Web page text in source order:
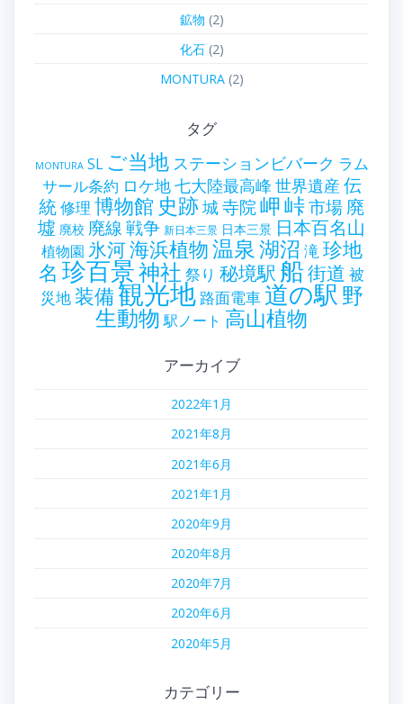
鉱物 (2)
化石(2)
MONTURA(2)
タグ
MONTURA SL ご当地 ステーションビバーク ラム
サール条約 ロケ地七大陸最高峰 世界遺産 伝
統修理 博物館 史跡城寺院岬峠市場 廃
墟 廃校 廃線戦争 新日本三景 日本三景 日本百名山
植物園 氷河海浜植物温泉湖沼 滝 珍地
名 珍百景神社 祭り 秘境駅 船街道 被
災地 装備観光地 路面電車道の駅 野
生動物 駅ノート 高山植物
アーカイブ
2022年1月
2021年8月
2021年6月
2021年1月
2020年9月
2020年8月
2020年7月
2020年6月
2020年5月
カテゴリー